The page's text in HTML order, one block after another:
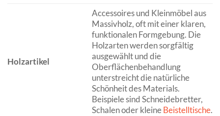
Holzartikel
Accessoires und Kleinmöbel aus
Massivholz, oft mit einer klaren,
funktionalen Formgebung. Die
Holzarten werden sorgfältig
ausgewählt und die
Oberflächenbehandlung
unterstreicht die natürliche
Schönheit des Materials.
Beispiele sind Schneidebretter,
Schalen oder kleineBeistelltische.